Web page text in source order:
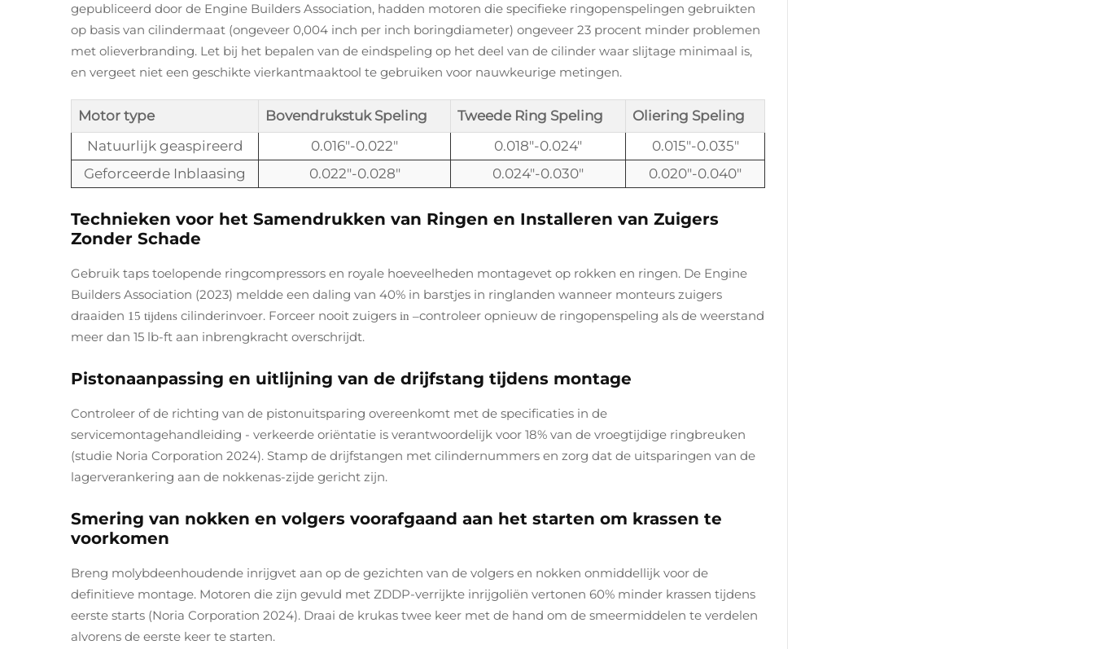
gepubliceerd door de Engine Builders Association, hadden motoren die specifieke ringopenspelingen gebruikten
op basis van cilindermaat (ongeveer 0,004 inch per inch boringdiameter) ongeveer 23 procent minder problemen
met olieverbranding. Let bij het bepalen van de eindspeling op het deel van de cilinder waar slijtage minimaal is,
en vergeet niet een geschikte vierkantmaaktool te gebruiken voor nauwkeurige metingen.
Motor type Bovendrukstuk Speling Tweede Ring Speling
Oliering Speling
Natuurlijk geaspireerd
0.016"-0.022" 0.018"-0.024"
0.015"-0.035"
Geforceerde Inblaasing
0.022"-0.028" 0.024"-0.030" 0.020"-0.040"
Technieken voor het Samendrukken van Ringen en Installeren van Zuigers
Zonder Schade
Gebruik taps toelopende ringcompressors en royale hoeveelheden montagevet op rokken en ringen. De Engine
Builders Association (2023) meldde een daling van 40% in barstjes in ringlanden wanneer monteurs zuigers
draaiden 15 tijdens cilinderinvoer. Forceer nooit zuigers in –controleer opnieuw de ringopenspeling als de weerstand
meer dan 15 lb-ft aan inbrengkracht overschrijdt.
Pistonaanpassing en uitlijning van de drijfstang tijdens montage
Controleer of de richting van de pistonuitsparing overeenkomt met de specificaties in de
servicemontagehandleiding - verkeerde oriëntatie is verantwoordelijk voor 18% van de vroegtijdige ringbreuken
(studie Noria Corporation 2024). Stamp de drijfstangen met cilindernummers en zorg dat de uitsparingen van de
lagerverankering aan de nokkenas-zijde gericht zijn.
Smering van nokken en volgers voorafgaand aan het starten om krassen te
voorkomen
Breng molybdeenhoudende inrijgvet aan op de gezichten van de volgers en nokken onmiddellijk voor de
definitieve montage. Motoren die zijn gevuld met ZDDP-verrijkte inrijgoliën vertonen 60% minder krassen tijdens
eerste starts (Noria Corporation 2024). Draai de krukas twee keer met de hand om de smeermiddelen te verdelen
alvorens de eerste keer te starten.